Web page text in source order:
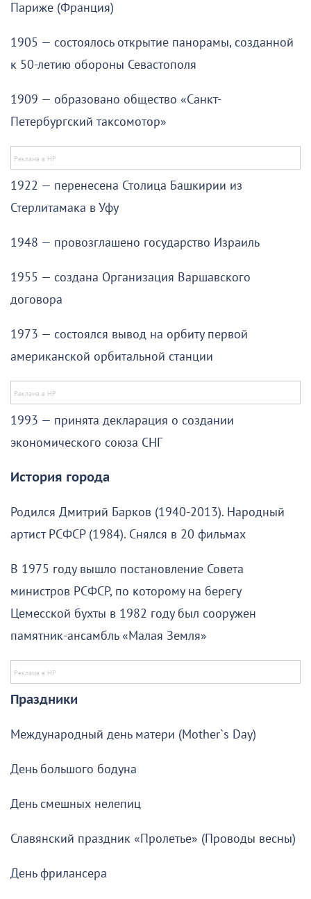
Париже (Франция)
1905 — состоялось открытие панорамы, созданной
к 50-летию обороны Севастополя
1909 — образовано общество «Санкт-
Петербургский таксомотор»
1922 — перенесена Столица Башкирии из
Стерлитамака в Уфу
1948 — провозглашено государство Израиль
1955 — создана Организация Варшавского
договора
1973 — состоялся вывод на орбиту первой
американской орбитальной станции
1993 — принята декларация о создании
экономического союза СНГ
История города
Родился Дмитрий Барков (1940-2013). Народный
артист РСФСР (1984). Снялся в 20 фильмах
В 1975 году вышло постановление Совета
министров РСФСР, по которому на берегу
Цемесской бухты в 1982 году был сооружен
памятник-ансамбль «Малая Земля»
Праздники
Международный день матери (Mother`s Day)
День большого бодуна
День смешных нелепиц
Славянский праздник «Пролетье» (Проводы весны)
День фрилансера